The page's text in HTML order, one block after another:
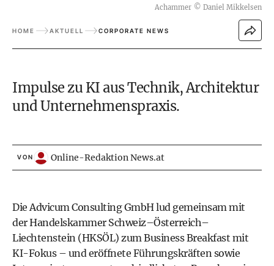
Achammer © Daniel Mikkelsen
HOME AKTUELL CORPORATE NEWS
Impulse zu KI aus Technik, Architektur
und Unternehmenspraxis.
VON Online-Redaktion News.at
Die Advicum Consulting GmbH lud gemeinsam mit
der Handelskammer Schweiz–Österreich–
Liechtenstein (HKSÖL) zum Business Breakfast mit
KI-Fokus – und eröffnete Führungskräften sowie